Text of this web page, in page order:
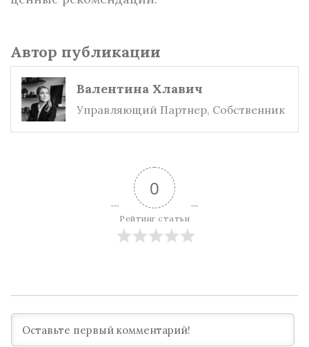
Автор публикации
Валентина Хлавич
Управляющий Партнер, Собственник
0
Рейтинг статьи